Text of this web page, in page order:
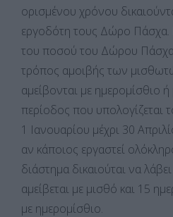
ορισμένου χρόνου
εργοδότη τους Δώρο Πάσχα.
του ποσού του Δώρου
τρόπος αμοιβής των
αμείβονται με ημερομίσθιο
περίοδος που υπολογίζεται
1 Ιανουαρίου μέχρι 30
αν κάποιος εργαστεί
διάστημα δικαιούται να
αμείβεται με μισθό και 15
με ημερομίσθιο.